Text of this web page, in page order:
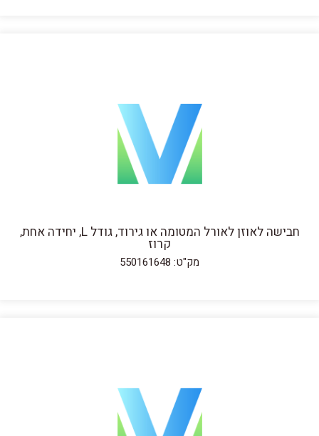
חבישה לאוזן לאורל המטומה או גירוד, גודל L, יחידה אחת,
קרוז
מק"ט: 550161648